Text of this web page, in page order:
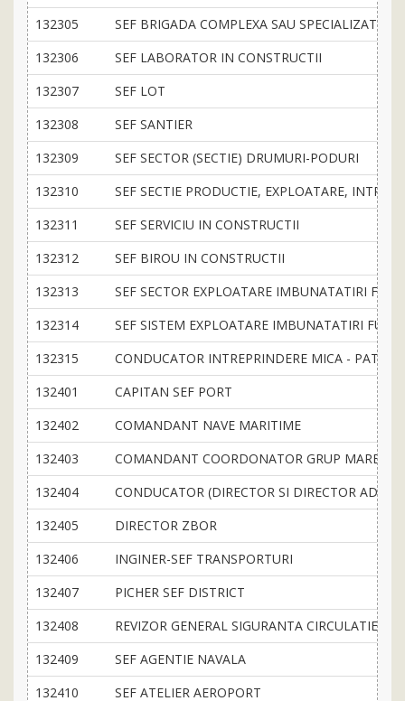
132305
SEF BRIGADA COMPLEXA SAU SPECIALIZATA
132306
SEF LABORATOR IN CONSTRUCTII
132307
SEF LOT
132308
SEF SANTIER
132309
SEF SECTOR (SECTIE) DRUMURI-PODURI
132310
SEF SECTIE PRODUCTIE, EXPLOATARE,
132311
SEF SERVICIU IN CONSTRUCTII
132312
SEF BIROU IN CONSTRUCTII
132313
SEF SECTOR EXPLOATARE IMBUNATATIRI
132314
SEF SISTEM EXPLOATARE IMBUNATATIRI
132315
CONDUCATOR INTREPRINDERE MICA -
132401
CAPITAN SEF PORT
132402
COMANDANT NAVE MARITIME
132403
COMANDANT COORDONATOR GRUP MARE
132404
CONDUCATOR (DIRECTOR SI DIRECTOR
132405
DIRECTOR ZBOR
132406
INGINER-SEF TRANSPORTURI
132407
PICHER SEF DISTRICT
132408
REVIZOR GENERAL SIGURANTA CIRCULATIEI
132409
SEF AGENTIE NAVALA
132410
SEF ATELIER AEROPORT